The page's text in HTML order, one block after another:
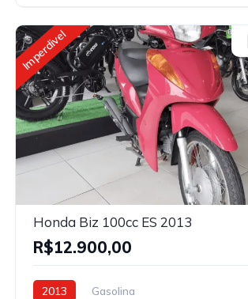
Imperdivel
Honda Biz 100cc ES 2013
R$12.900,00
2013 Gasolina